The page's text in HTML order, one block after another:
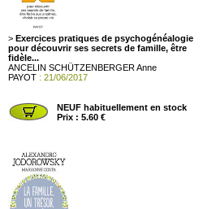
> Exercices pratiques de psychogénéalogie
pour découvrir ses secrets de famille, être
fidèle...
ANCELIN SCHÜTZENBERGER Anne
PAYOT : 21/06/2017
NEUF habituellement en stock
Prix : 5.60 €